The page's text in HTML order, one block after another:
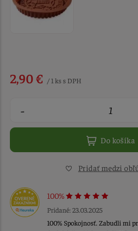
2,90 € / 1 ks s DPH
-
Do košíka
Pridať medzi
100%
Pridané: 23.03.2025
100% Spokojnosť. Zabudli mi